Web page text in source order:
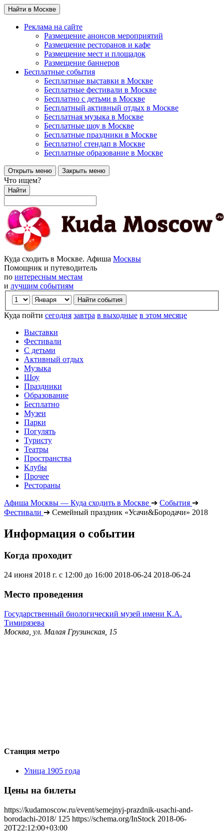
Найти в Москве
Реклама на сайте
Размещение анонсов мероприятий
Размещение ресторанов и кафе
Размещение мест и площадок
Размещение баннеров
Бесплатные события
Бесплатные выставки в Москве
Бесплатные фестивали в Москве
Бесплатно с детьми в Москве
Бесплатный активный отдых в Москве
Бесплатная музыка в Москве
Бесплатные шоу в Москве
Бесплатные праздники в Москве
Бесплатно! стендап в Москве
Бесплатные образование в Москве
Открыть меню Закрыть меню
Что ищем?
Найти
Куда сходить в Москве. Афиша Москвы
Помощник и путеводитель
по интересным местам
и лучшим событиям
Куда пойти сегодня завтра в выходные в этом месяце
Выставки
Фестивали
С детьми
Активный отдых
Музыка
Шоу
Праздники
Образование
Бесплатно
Музеи
Парки
Погулять
Туристу
Театры
Пространства
Клубы
Прочее
Рестораны
Афиша Москвы — Куда сходить в Москве ➔ События ➔
Фестивали ➔ Семейный праздник «Усачи&Бородачи» 2018
Информация о событии
Когда проходит
24 июня 2018 г. с 12:00 до 16:00 2018-06-24 2018-06-24
Место проведения
Государственный биологический музей имени К.А.
Тимирязева
Москва, ул. Малая Грузинская, 15
Станция метро
Улица 1905 года
Цены на билеты
https://kudamoscow.ru/event/semejnyj-prazdnik-usachi-and-
borodachi-2018/ 125 https://schema.org/InStock 2018-06-
20T22:12:00+03:00